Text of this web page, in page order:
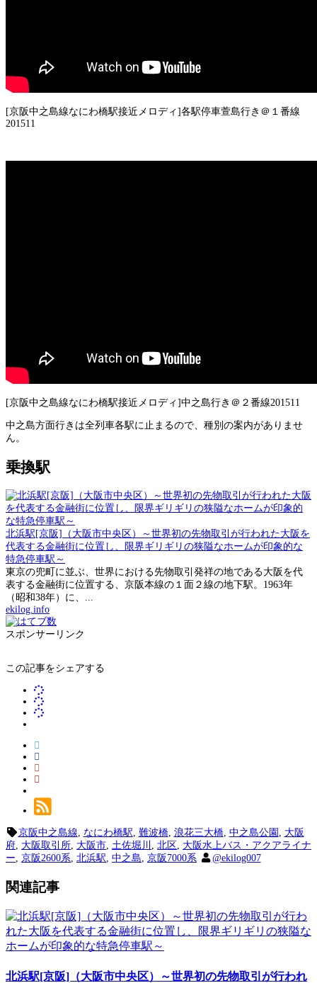
[京阪中之島線なにわ橋駅接近メロディ]各駅停車萱島行き＠１番線
201511
[京阪中之島線なにわ橋駅接近メロディ]中之島行き＠２番線201511
中之島方面行きは全列車各駅に止まるので、種別の案内がありませ
ん。
乗換駅
北浜駅[京阪]（大阪市中央区）～世界初の先物取引が行われた大阪を
代表する金融街に位置し、限界ギリギリの狭隘なホームが印象的な
特急停車駅～
東京の兜町に並ぶ、世界における先物取引発祥の地である大阪を代
表する金融街に位置する、京阪本線の１面２線の地下駅。1963年
（昭和38年）に、...
ekilog.info
スポンサーリンク
この記事をシェアする
京阪中之島線 なにわ橋駅 難波橋, 浪花三大橋, 中之島公園
大阪
府 大阪取引所 大阪市 土佐堀川 北区
大阪水上バス・アクアライナ
ー 京阪2600系 北浜駅 中之島 京阪7000系 @ekilog007
関連記事
北浜駅[京阪]（大阪市中央区）～世界初の先物取引が行われ